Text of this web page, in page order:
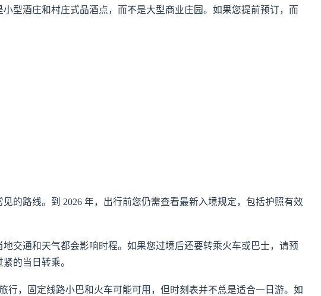
型酒庄和村庄式品酒点，而不是大型商业庄园。如果您提前预订，而
的路线。到 2026 年，出行前您仍需查看最新入境规定，包括护照有效
交通和天气都会影响时程。如果您过境后还要转乘火车或巴士，请预
的当日转乘。
行，固定线路小巴和火车可能可用，但时刻表并不总是适合一日游。如